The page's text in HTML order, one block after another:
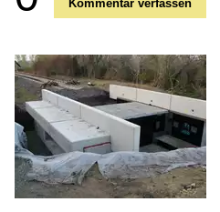
Kommentar verfassen